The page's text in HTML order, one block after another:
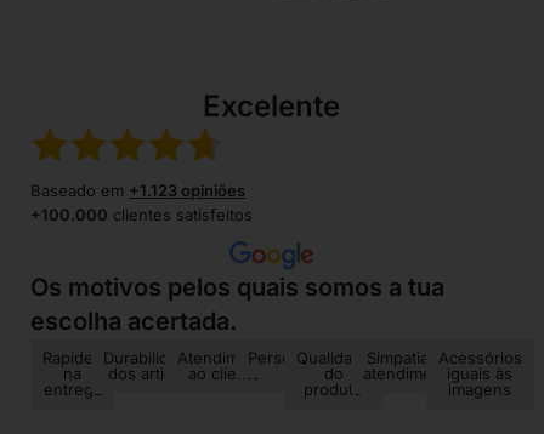
Excelente
Baseado em +1.123 opiniões
+100.000 clientes satisfeitos
Os motivos pelos quais somos a tua
escolha acertada.
Rapidez
na
entrega
Durabilidade
dos artigos
Atendimento
ao cliente
Personalização
Qualidade
do
produto
Simpatia no
atendimento
Acessórios
iguais às
imagens